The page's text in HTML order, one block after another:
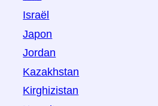
Israël
Japon
Jordan
Kazakhstan
Kirghizistan